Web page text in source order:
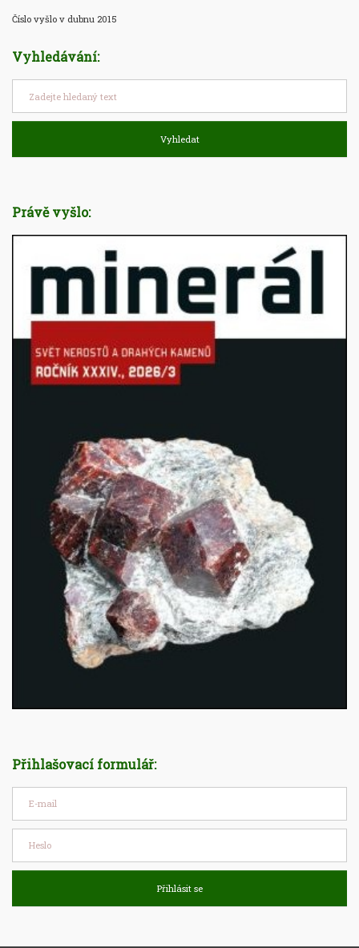
Číslo vyšlo v dubnu 2015
Vyhledávání:
Vyhledat
Právě vyšlo:
Přihlašovací formulář:
Přihlásit se